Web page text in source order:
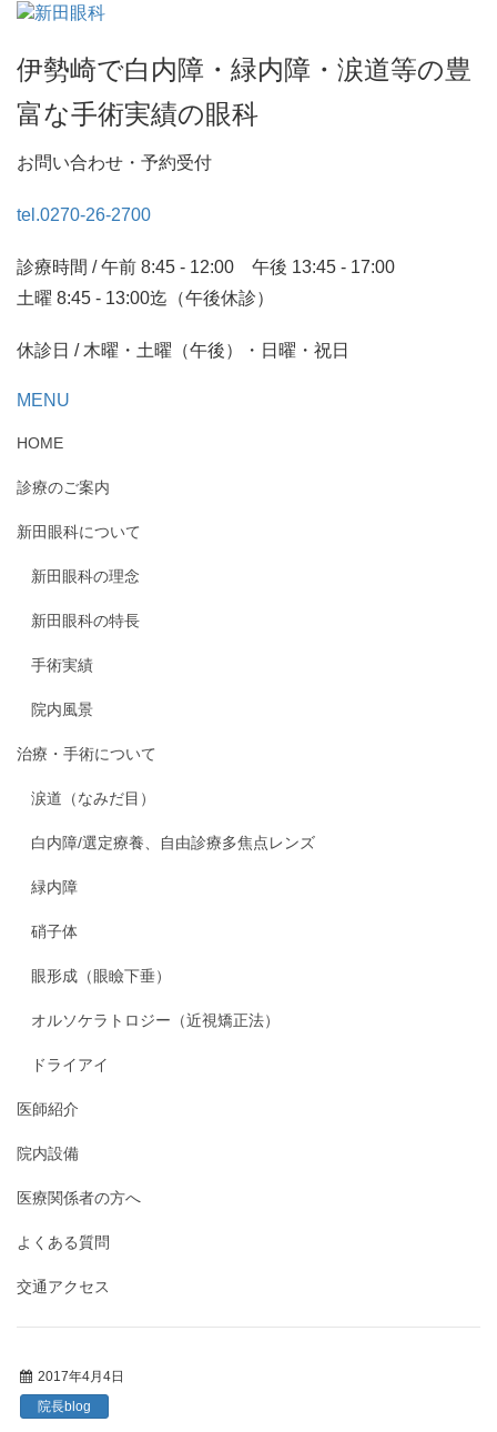
伊勢崎で白内障・緑内障・涙道等の豊
富な手術実績の眼科
お問い合わせ・予約受付
tel.0270-26-2700
診療時間 / 午前 8:45 - 12:00 午後 13:45 - 17:00
土曜 8:45 - 13:00迄（午後休診）
休診日 / 木曜・土曜（午後）・日曜・祝日
MENU
HOME
診療のご案内
新田眼科について
新田眼科の理念
新田眼科の特長
手術実績
院内風景
治療・手術について
涙道（なみだ目）
白内障/選定療養、自由診療多焦点レンズ
緑内障
硝子体
眼形成（眼瞼下垂）
オルソケラトロジー（近視矯正法）
ドライアイ
医師紹介
院内設備
医療関係者の方へ
よくある質問
交通アクセス
2017年4月4日
院長blog